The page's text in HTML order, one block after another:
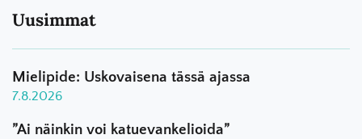
Uusimmat
Mielipide: Uskovaisena tässä ajassa
7.8.2026
”Ai näinkin voi katuevankelioida”